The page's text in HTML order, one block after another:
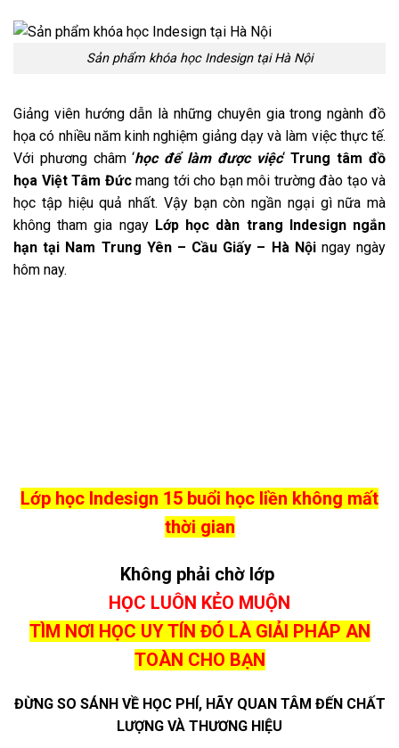
Sản phẩm khóa học Indesign tại Hà Nội
Giảng viên hướng dẫn là những chuyên gia trong ngành đồ
họa có nhiều năm kinh nghiệm giảng dạy và làm việc thực tế.
Với phương châm ‘học để làm được việc‘Trung tâm đồ
họa Việt Tâm Đứcmang tới cho bạn môi trường đào tạo và
học tập hiệu quả nhất. Vậy bạn còn ngần ngại gì nữa mà
không tham gia ngay Lớp học dàn trang Indesign ngắn
hạn tại Nam Trung Yên – Cầu Giấy – Hà Nộingay ngày
hôm nay.
Lớp học Indesign 15 buổi học liền không mất
thời gian
Không phải chờ lớp
HỌC LUÔN KẺO MUỘN
TÌM NƠI HỌC UY TÍN ĐÓ LÀ GIẢI PHÁP AN
TOÀN CHO BẠN
ĐỪNG SO SÁNH VỀ HỌC PHÍ, HÃY QUAN TÂM ĐẾN CHẤT
LƯỢNG VÀ THƯƠNG HIỆU